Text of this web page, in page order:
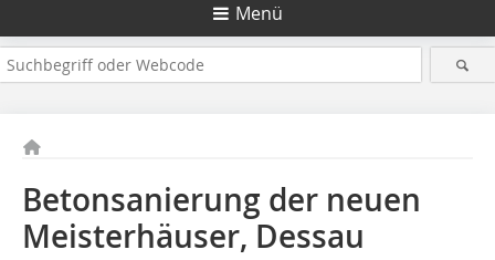
Menü
Betonsanierung der neuen
Meisterhäuser, Dessau